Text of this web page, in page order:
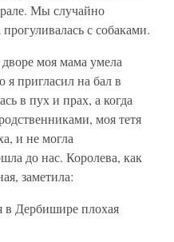
Мы случайно
с собаками.
моя мама умела
пригласил на бал в
в пух и прах, а когда
моя тетя
и не могла
до нас. Королева, как
заметила:
в Дербишире плохая